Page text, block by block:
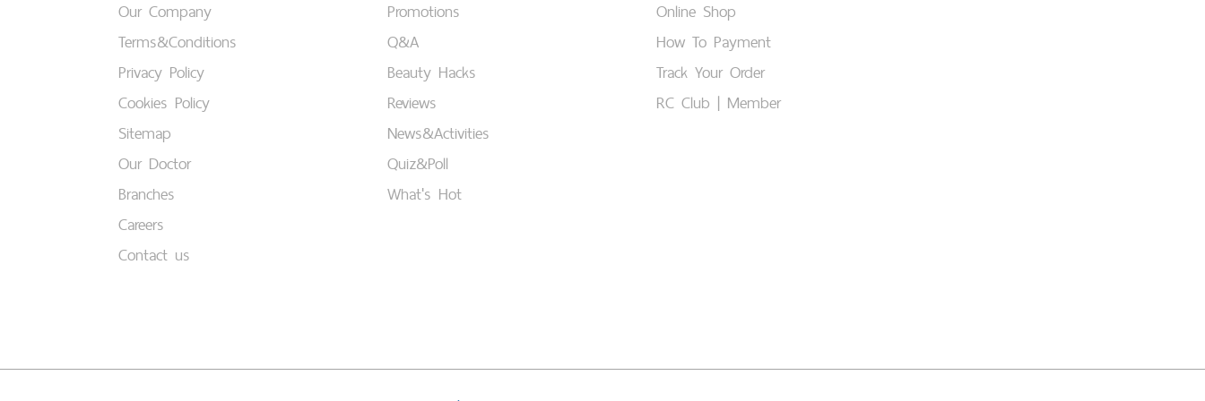
Our Company
Terms&Conditions
Privacy Policy
Cookies Policy
Sitemap
Our Doctor
Branches
Careers
Contact us
Promotions
Q&A
Beauty Hacks
Reviews
News&Activities
Quiz&Poll
What's Hot
Online Shop
How To Payment
Track Your Order
RC Club | Member